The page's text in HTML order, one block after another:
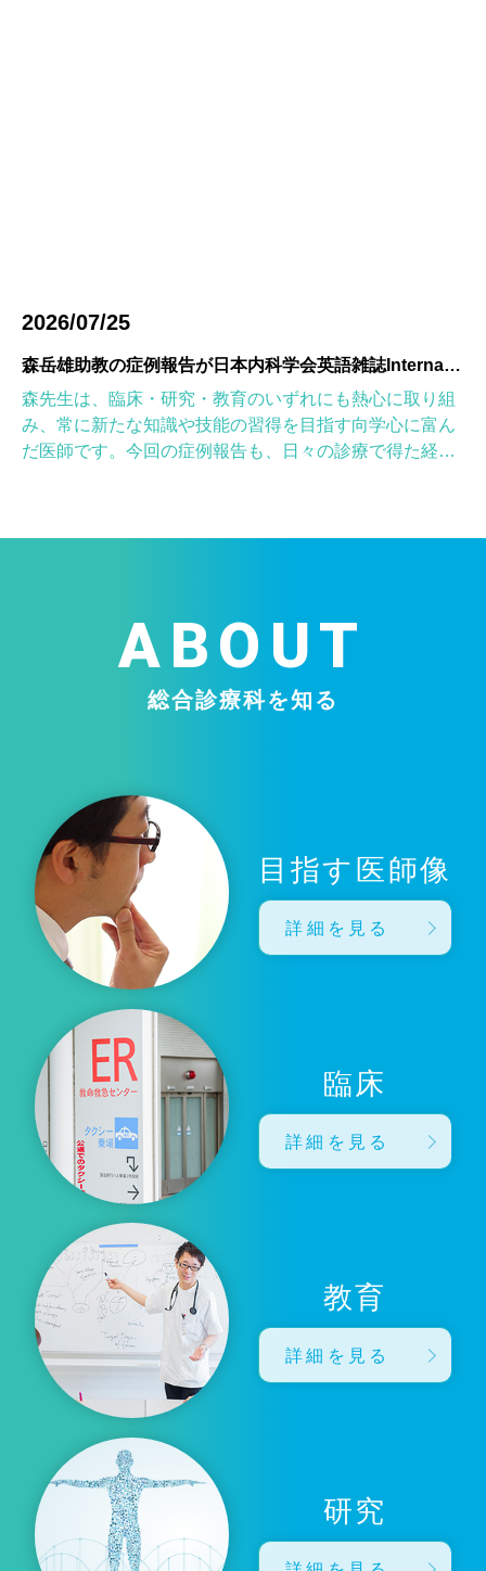
2026/07/25
森岳雄助教の症例報告が日本内科学会英語雑誌Internal Medicineに掲載されました
森先生は、臨床・研究・教育のいずれにも熱心に取り組
み、常に新たな知識や技能の習得を目指す向学心に富ん
だ医師です。今回の症例報告も、日々の診療で得た経験
ABOUT
総合診療科を知る
目指す医師像
詳細を見る
臨床
詳細を見る
教育
詳細を見る
研究